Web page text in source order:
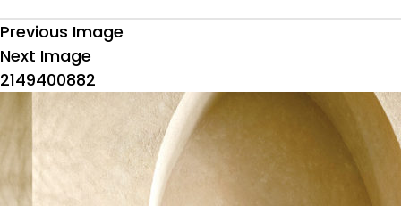
Previous Image
Next Image
2149400882